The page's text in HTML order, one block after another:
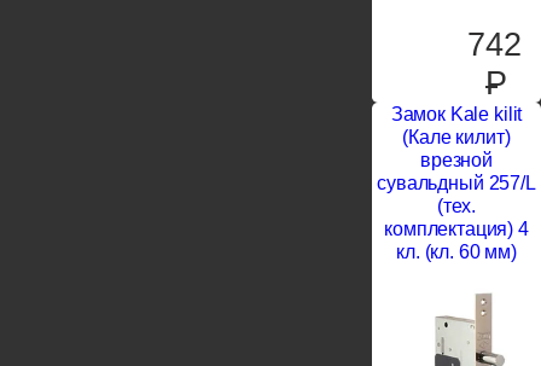
742
P
Замок Kale kilit
(Кале килит)
врезной
сувальдный 257/L
(тех.
комплектация) 4
кл. (кл. 60 мм)